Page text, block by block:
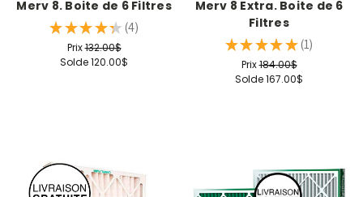
Merv 8. Boite de 6 Filtres
★ ★ ★ ★ ★ 4
4
Prix132.00$
Solde120.00$
Merv 8 Extra. Boite de 6
Filtres
★ ★ ★ ★ ★ 1
1
Prix184.00$
Solde167.00$